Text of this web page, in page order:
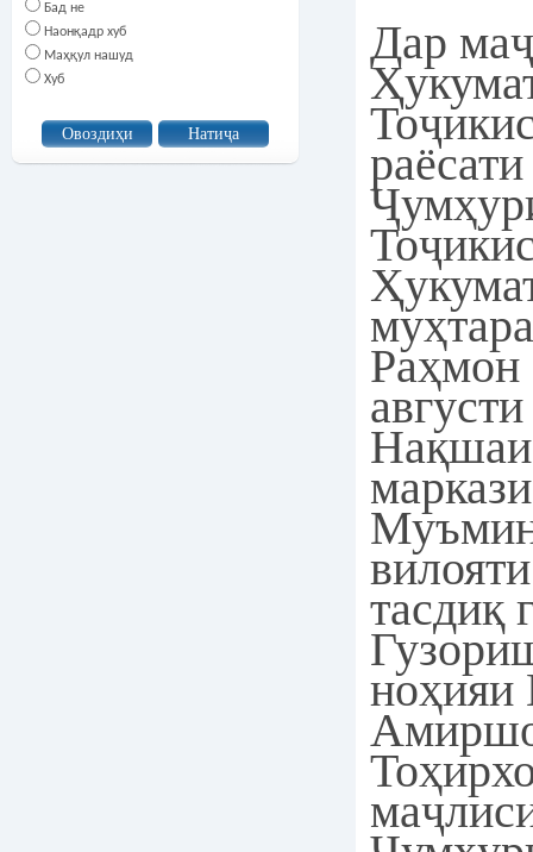
Бад не
Наонқадр хуб
Маҳқул нашуд
Хуб
Дар
Раҳмон
Нақшаи
тасдиқ